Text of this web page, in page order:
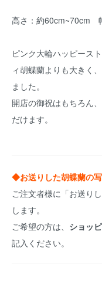
高さ：約60cm~70cm
ピンク大輪ハッピース
ィ胡蝶蘭よりも大きく
ました。
開店の御祝はもちろん
だけます。
◆お送りした胡蝶蘭の写
ご注文者様に「お送り
します。
ご希望の方は、 ショッ
記入ください。